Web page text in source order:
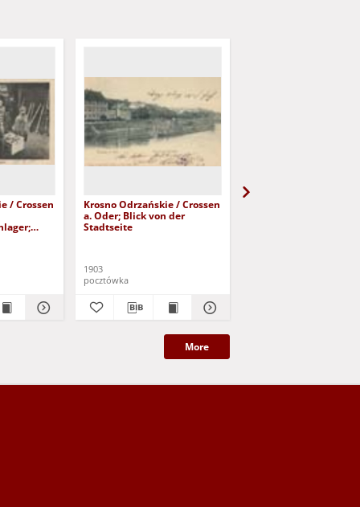
/ Crossen
Krosno Odrzańskie / Crossen
a. Oder; Blick von der
Stadtseite
1903
pocztówka
More